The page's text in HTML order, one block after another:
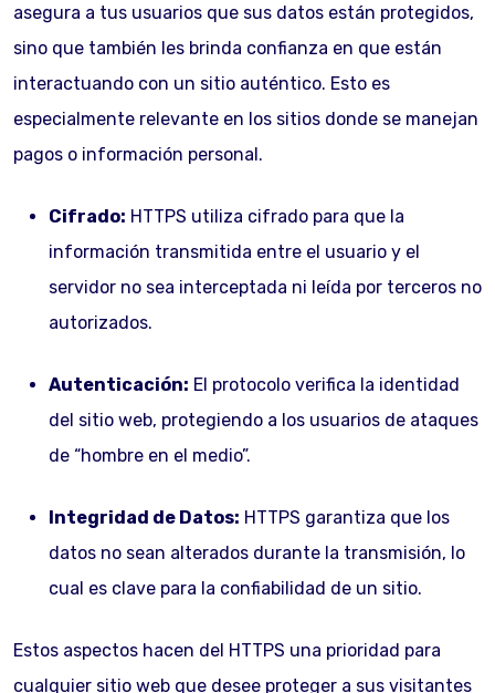
asegura a tus usuarios que sus datos están protegidos,
sino que también les brinda confianza en que están
interactuando con un sitio auténtico. Esto es
especialmente relevante en los sitios donde se manejan
pagos o información personal.
Cifrado: HTTPS utiliza cifrado para que la
información transmitida entre el usuario y el
servidor no sea interceptada ni leída por terceros no
autorizados.
Autenticación: El protocolo verifica la identidad
del sitio web, protegiendo a los usuarios de ataques
de “hombre en el medio”.
Integridad de Datos: HTTPS garantiza que los
datos no sean alterados durante la transmisión, lo
cual es clave para la confiabilidad de un sitio.
Estos aspectos hacen del HTTPS una prioridad para
cualquier sitio web que desee proteger a sus visitantes